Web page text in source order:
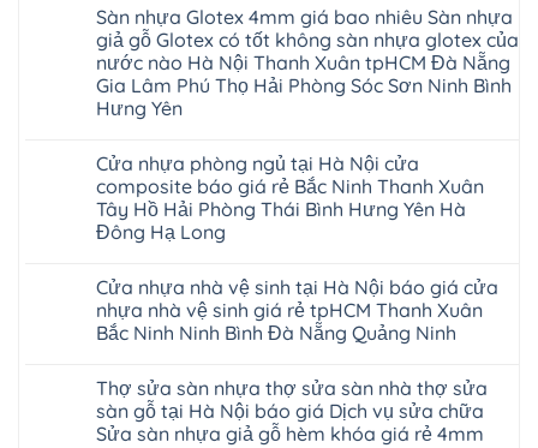
Bình
Dương
Huế
Cần
Thơ
Đà
Nẵng
Hoài
Đức
Ninh
Giang
Hải
Phòng
Đan
Phượng
Gia
Lộc
Quảng
Miện
Nghệ
An
Thanh
Nẵng
Khánh
Hòa
Hải
Phòng
Lâm
Đồng
Nghệ
An
Quảng
Ninh
Phú
Thọ
Tuyên
Quang
Gia
Lâm
Thanh
Xuân
Hà
Nội
Hoài
Đức
Liêm
Đan
Phượng
Hưng
Yên
Ninh
Phòng
quan
tâm
Ninh
Nghệ
An
Bắc
Ninh
Tuyên
Quang
Thái
hèm
khóa
uy
tín
hàng
đầu
đã
định
tại
Việt
Nam
Glotex
và
Sàn
nhựa
Fukione
giả
gỗ
4mm
6mm
đế
cao
su
Hà
bình
luận
ở
Sàn
nhựa
Glotex
và
composite
giả
vân
gỗ
tạo
không
trọng
Sàn nhựa Glotex 4mm giá bao nhiêu Sàn nhựa
giả gỗ Glotex có tốt không sàn nhựa glotex của
nước nào Hà Nội Thanh Xuân tpHCM Đà Nẵng
Gia Lâm Phú Thọ Hải Phòng Sóc Sơn Ninh Bình
Hưng Yên
bình
luận
ở
Sàn
nhựa
Glotex
bao
nhiêu
Sàn
nhựa
Glotex
có
tốt
không
Cửa nhựa phòng ngủ tại Hà Nội cửa
composite báo giá rẻ Bắc Ninh Thanh Xuân
Tây Hồ Hải Phòng Thái Bình Hưng Yên Hà
Đông Hạ Long
bình
luận
ở
Cửa
ngủ
tại
Hà
Nội
cửa
Cửa nhựa nhà vệ sinh tại Hà Nội báo giá cửa
nhựa nhà vệ sinh giá rẻ tpHCM Thanh Xuân
Bắc Ninh Ninh Bình Đà Nẵng Quảng Ninh
bình
luận
ở
Cửa
Thợ sửa sàn nhựa thợ sửa sàn nhà thợ sửa
sàn gỗ tại Hà Nội báo giá Dịch vụ sửa chữa
Sửa sàn nhựa giả gỗ hèm khóa giá rẻ 4mm